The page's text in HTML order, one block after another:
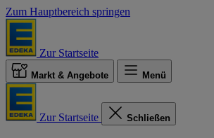
Zum Hauptbereich springen
Zur Startseite
Markt & Angebote Menü
Zur Startseite Schließen